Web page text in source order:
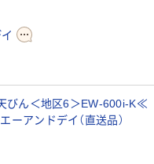
びん＜地区6＞EW-600i-K≪
アンドデイ（直送品）